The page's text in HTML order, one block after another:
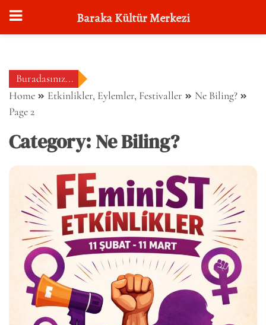
contentBuradasınız...
Home
Etkinlikler, Eylemler, Festivaller
Ne Biling?
Page 2
Category: Ne Biling?
Baraka Kültür Merkezi